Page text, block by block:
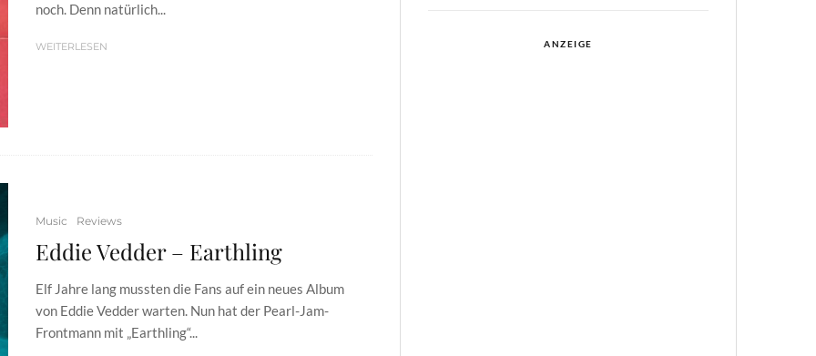
noch. Denn natürlich...
WEITERLESEN
Music Reviews
Eddie Vedder – Earthling
Elf Jahre lang mussten die Fans auf ein neues Album
von Eddie Vedder warten. Nun hat der Pearl-Jam-
Frontmann mit „Earthling“...
ANZEIGE